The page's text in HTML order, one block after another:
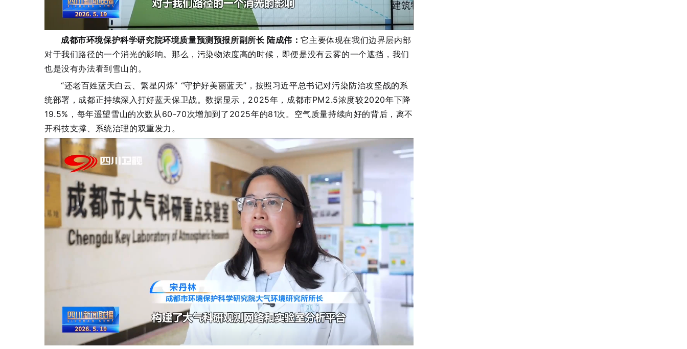
成都市环境保护科学研究院环境质量预测预报所副所长 陆成伟：它主要体现在我们边界层内部
对于我们路径的一个消光的影响。那么，污染物浓度高的时候，即便是没有云雾的一个遮挡，我们
也是没有办法看到雪山的。
“还老百姓蓝天白云、繁星闪烁” “守护好美丽蓝天”，按照习近平总书记对污染防治攻坚战的系
统部署，成都正持续深入打好蓝天保卫战。数据显示，2025年，成都市PM2.5浓度较2020年下降
19.5%，每年遥望雪山的次数从60-70次增加到了2025年的81次。空气质量持续向好的背后，离不
开科技支撑、系统治理的双重发力。